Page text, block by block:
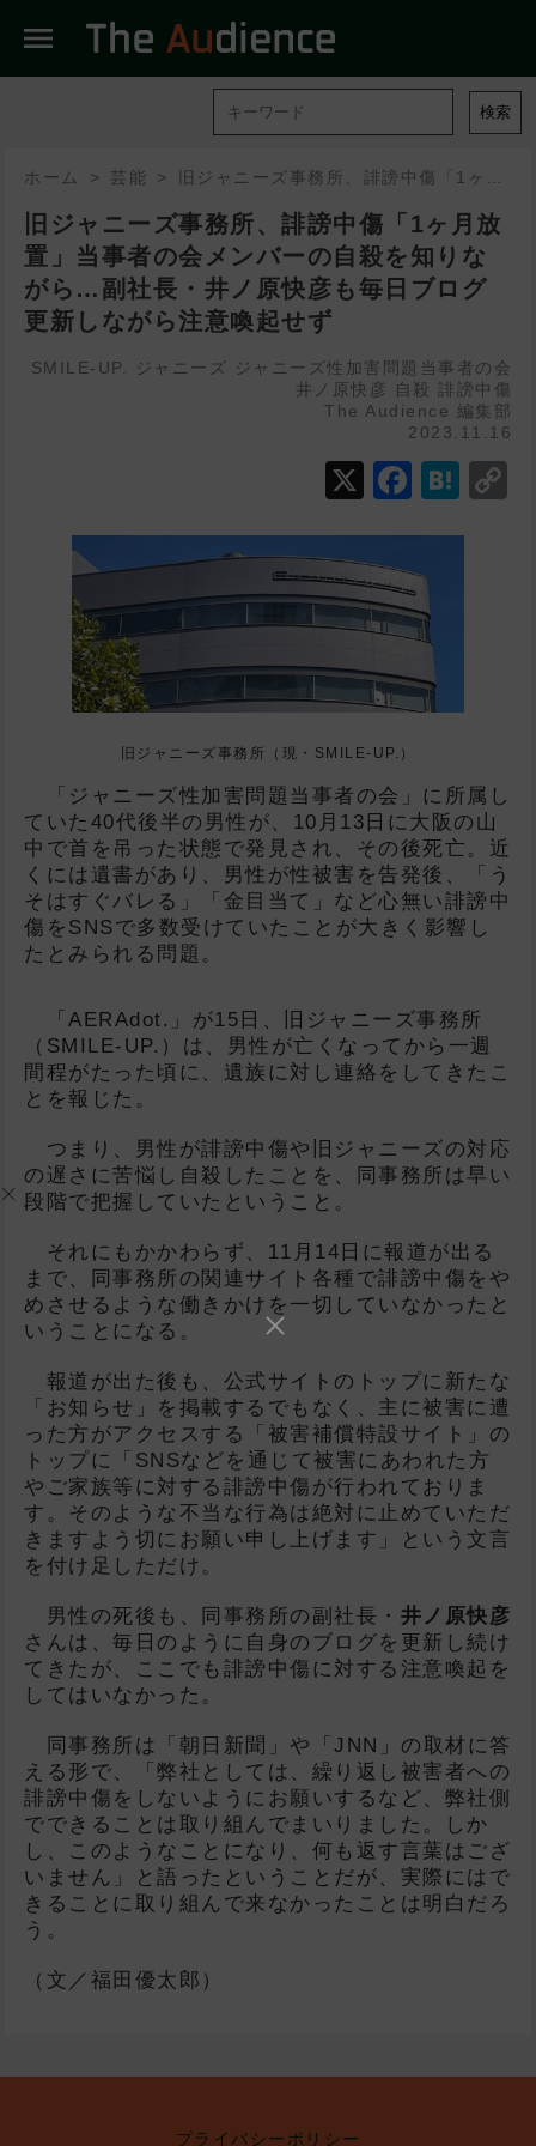
menu
検索
ホーム 芸能
旧ジャニーズ事務所、誹謗中傷「1ヶ月放
置」当事者の会メンバーの自殺を知りな
がら…副社長・井ノ原快彦も毎日ブログ
更新しながら注意喚起せず
SMILE-UP. ジャニーズ
ジャニーズ性加害問題当事者の会
井ノ原快彦
自殺 誹謗中傷
The Audience 編集部
2023.11.16
X
旧ジャニーズ事務所（現・SMILE-UP.）
「ジャニーズ性加害問題当事者の会」に所属し
ていた40代後半の男性が、10月13日に大阪の山
中で首を吊った状態で発見され、その後死亡。近
くには遺書があり、男性が性被害を告発後、「う
そはすぐバレる」「金目当て」など心無い誹謗中
傷をSNSで多数受けていたことが大きく影響し
たとみられる問題。
「AERAdot.」が15日、旧ジャニーズ事務所
（SMILE-UP.）は、男性が亡くなってから一週
間程がたった頃に、遺族に対し連絡をしてきたこ
とを報じた。
つまり、男性が誹謗中傷や旧ジャニーズの対応
の遅さに苦悩し自殺したことを、同事務所は早い
段階で把握していたということ。
それにもかかわらず、11月14日に報道が出る
まで、同事務所の関連サイト各種で誹謗中傷をや
めさせるような働きかけを一切していなかったと
いうことになる。
報道が出た後も、公式サイトのトップに新たな
「お知らせ」を掲載するでもなく、主に被害に遭
った方がアクセスする「被害補償特設サイト」の
トップに「SNSなどを通じて被害にあわれた方
やご家族等に対する誹謗中傷が行われておりま
す。そのような不当な行為は絶対に止めていただ
きますよう切にお願い申し上げます」という文言
を付け足しただけ。
男性の死後も、同事務所の副社長・ 井ノ原快彦
さんは、毎日のように自身のブログを更新し続け
てきたが、ここでも誹謗中傷に対する注意喚起を
してはいなかった。
同事務所は「朝日新聞」や「JNN」の取材に答
える形で、「弊社としては、繰り返し被害者への
誹謗中傷をしないようにお願いするなど、弊社側
でできることは取り組んでまいりました。しか
し、このようなことになり、何も返す言葉はござ
いません」と語ったということだが、実際にはで
きることに取り組んで来なかったことは明白だろ
う。
（文／福田優太郎）
プライバシーポリシー